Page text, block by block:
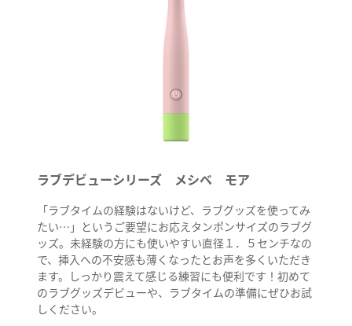
ラブデビューシリーズ メシベ モア
「ラブタイムの経験はないけど、ラブグッズを使ってみ
たい…」というご要望にお応えタンポンサイズのラブグ
ッズ。未経験の方にも使いやすい直径１．５センチなの
で、挿入への不安感も薄くなったとお声を多くいただき
ます。しっかり震えて感じる練習にも便利です！初めて
のラブグッズデビューや、ラブタイムの準備にぜひお試
しください。